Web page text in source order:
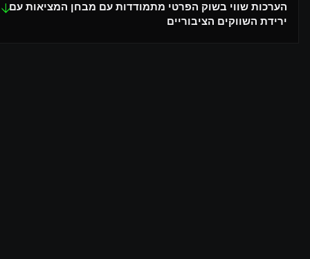
הערכות שווי בשוק הפרטי מתמודדות עם מבחן המציאות עם
ירידת השווקים הציבוריים
↓